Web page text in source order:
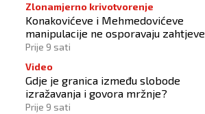
Zlonamjerno krivotvorenje
Konakovićeve i Mehmedovićeve
manipulacije ne osporavaju zahtjeve
Hrvata
Prije 9 sati
Video
Gdje je granica između slobode
izražavanja i govora mržnje?
Prije 9 sati